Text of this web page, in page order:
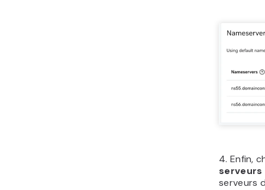
4. Enfin,
serveurs
serveurs